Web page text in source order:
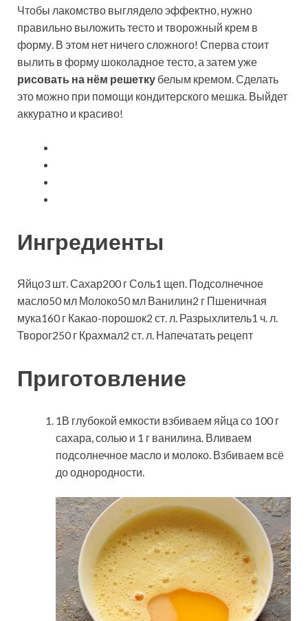
Чтобы лакомство выглядело эффектно, нужно
правильно выложить тесто и творожный крем в
форму. В этом нет ничего сложного! Сперва стоит
вылить в форму шоколадное тесто, а затем уже
рисовать на нём решетку белым кремом. Сделать
это можно при помощи кондитерского мешка. Выйдет
аккуратно и красиво!
Ингредиенты
Яйцо3 шт. Сахар200 г Соль1 щеп. Подсолнечное
масло50 мл Молоко50 мл Ванилин2 г Пшеничная
мука160 г Какао-порошок2 ст. л. Разрыхлитель1 ч. л.
Творог250 г Крахмал2 ст. л. Напечатать рецепт
Приготовление
1В глубокой емкости взбиваем яйца со 100 г
сахара, солью и 1 г ванилина. Вливаем
подсолнечное масло и молоко. Взбиваем всё
до однородности.